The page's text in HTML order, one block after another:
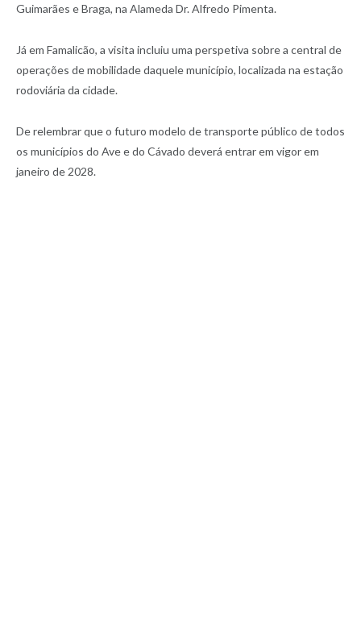
Guimarães e Braga, na Alameda Dr. Alfredo Pimenta.
Já em Famalicão, a visita incluiu uma perspetiva sobre a central de
operações de mobilidade daquele município, localizada na estação
rodoviária da cidade.
De relembrar que o futuro modelo de transporte público de todos
os municípios do Ave e do Cávado deverá entrar em vigor em
janeiro de 2028.